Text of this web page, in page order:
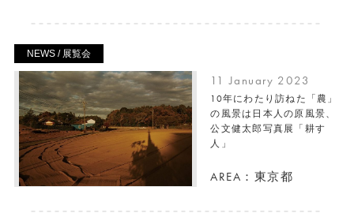
NEWS / 展覧会
11 January 2023
10年にわたり訪ねた「農」
の風景は日本人の原風景、
公文健太郎写真展「耕す
人」
AREA：東京都